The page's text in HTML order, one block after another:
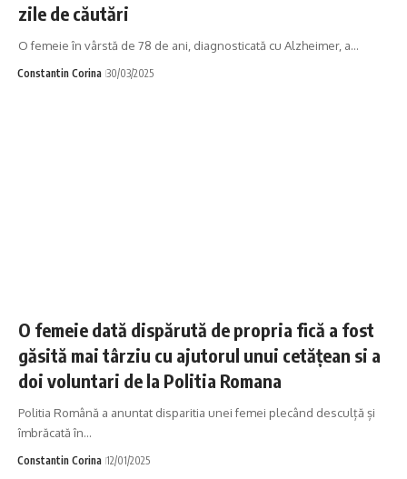
zile de căutări
O femeie în vârstă de 78 de ani, diagnosticată cu Alzheimer, a…
Constantin Corina 30/03/2025
O femeie dată dispărută de propria fică a fost
găsită mai târziu cu ajutorul unui cetățean si a
doi voluntari de la Politia Romana
Politia Română a anuntat disparitia unei femei plecând desculță și
îmbrăcată în…
Constantin Corina 12/01/2025